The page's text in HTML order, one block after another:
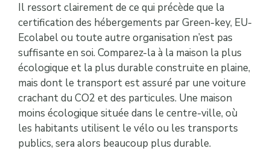
Il ressort clairement de ce qui précède que la
certification des hébergements par Green-key, EU-
Ecolabel ou toute autre organisation n’est pas
suffisante en soi. Comparez-la à la maison la plus
écologique et la plus durable construite en plaine,
mais dont le transport est assuré par une voiture
crachant du CO2 et des particules. Une maison
moins écologique située dans le centre-ville, où
les habitants utilisent le vélo ou les transports
publics, sera alors beaucoup plus durable.